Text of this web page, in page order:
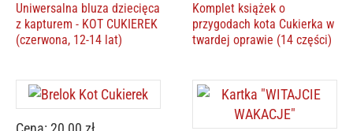
Uniwersalna bluza dziecięca
z kapturem - KOT CUKIEREK
(czerwona, 12-14 lat)
Komplet książek o
przygodach kota Cukierka w
twardej oprawie (14 części)